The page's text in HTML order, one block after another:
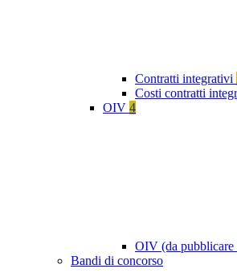
Contratti integrativi
Costi contratti
OIV 4
OIV (da pubblicare
Bandi di concorso